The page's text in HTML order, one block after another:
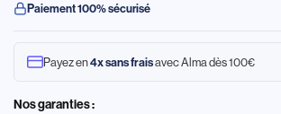
Paiement 100% sécurisé
Payez en4x sans fraisavec Alma dès 100€
Nos garanties :